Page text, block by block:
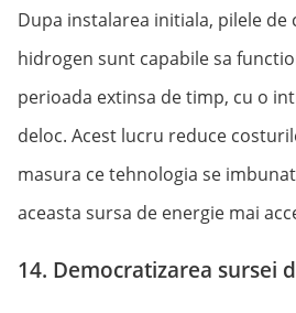
Dupa instalarea initiala, pilele de
hidrogen sunt capabile sa
perioada extinsa de timp, cu o
deloc. Acest lucru reduce
masura ce tehnologia se
aceasta sursa de energie mai
14. Democratizarea sursei